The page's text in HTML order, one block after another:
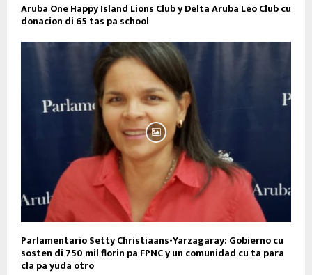
Aruba One Happy Island Lions Club y Delta Aruba Leo Club cu
donacion di 65 tas pa school
Parlamentario Setty Christiaans-Yarzagaray: Gobierno cu
sosten di 750 mil florin pa FPNC y un comunidad cu ta para
cla pa yuda otro